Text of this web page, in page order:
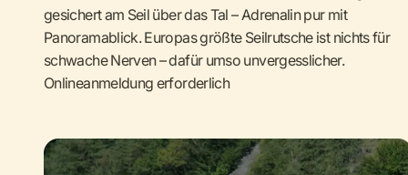
gesichert am Seil über das Tal – Adrenalin pur mit
Panoramablick. Europas größte Seilrutsche ist nichts für
schwache Nerven – dafür umso unvergesslicher.
Onlineanmeldung erforderlich